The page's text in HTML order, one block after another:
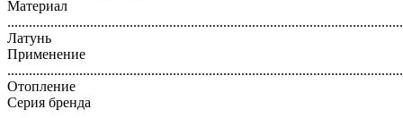
Материал
Латунь
Применение
Отопление
Серия бренда